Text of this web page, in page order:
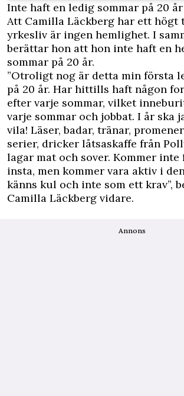
Inte haft en ledig sommar på 20 år
Att Camilla Läckberg har ett högt
yrkesliv är ingen hemlighet. I
berättar hon att hon inte haft en
sommar på 20 år.
”Otroligt nog är detta min första
på 20 år. Har hittills haft någon
efter varje sommar, vilket
varje sommar och jobbat. I år ska
vila! Läser, badar, tränar,
serier, dricker låtsaskaffe från
lagar mat och sover. Kommer
insta, men kommer vara aktiv i
känns kul och inte som ett krav”,
Camilla Läckberg vidare.
Annons